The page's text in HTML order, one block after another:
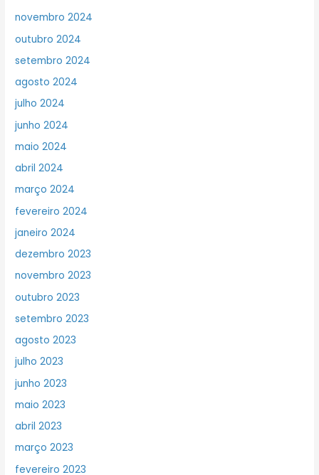
novembro 2024
outubro 2024
setembro 2024
agosto 2024
julho 2024
junho 2024
maio 2024
abril 2024
março 2024
fevereiro 2024
janeiro 2024
dezembro 2023
novembro 2023
outubro 2023
setembro 2023
agosto 2023
julho 2023
junho 2023
maio 2023
abril 2023
março 2023
fevereiro 2023